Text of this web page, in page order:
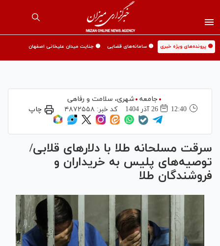
🟡 پرونده‌های ویژه خبری 🟡 سامانه‌های قضایی 🟡 جنایت میدان علیخانی اصفهان
جامعه
شهری،‌ سلامت و رفاهی
12:40
26 آذر 1404 کد خبر: ۴۸۷۲۵۵۸ چاپ
سرقت مسلحانه طلا با دلار‌های قلابی/
توصیه‌های پلیس به خریداران و
فروشندگان طلا